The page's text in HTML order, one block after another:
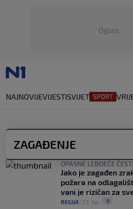
Oglas
NAJNOVIJEVIJESTISVIJET
ZAGAĐENJE
OPASNE LEBDEĆE
Jako je zagađen
požara na
vani je rizičan za
REGIJA 23. lip. 0